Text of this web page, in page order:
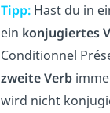
Tipp: Hast du in
ein konjugiertes
Conditionnel
zweite Verb
wird nicht